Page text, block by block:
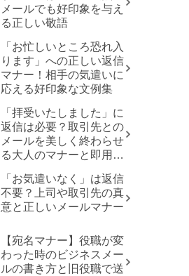
メールでも好印象を与え
る正しい敬語
「お忙しいところ恐れ入
ります」への正しい返信
マナー！相手の気遣いに
応える好印象な文例集
「拝受いたしました」に
返信は必要？取引先との
メールを美しく終わらせ
る大人のマナーと即用文
「お気遣いなく」は返信
不要？上司や取引先の真
意と正しいメールマナー
【宛名マナー】役職が変
わった時のビジネスメー
ルの書き方と旧役職で送